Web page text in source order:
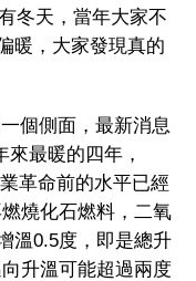
冬天，當年大家不
暖，大家發現真的
個側面，最新消息
最暖的四年，
革命前的水平已經
燒化石燃料，二氧
溫0.5度，即是總升
升溫可能超過兩度